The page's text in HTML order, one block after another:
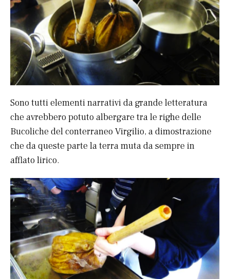
Sono tutti elementi narrativi da grande letteratura
che avrebbero potuto albergare tra le righe delle
Bucoliche del conterraneo Virgilio, a dimostrazione
che da queste parte la terra muta da sempre in
afflato lirico.